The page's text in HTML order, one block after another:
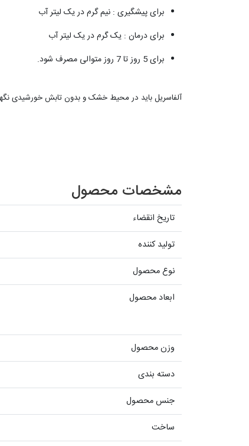
​برای پیشگیری : نیم گرم در یک لیتر آب
برای درمان : یک گرم در یک لیتر آب
برای 5 روز تا 7 روز متوالی مصرف شود.
آلفاسریل باید در محیط خشک و بدون تابش خورشیدی نگهداری شود ، در دما
مشخصات محصول
تاریخ انقضاء
تولید کننده
نوع محصول
ابعاد محصول
وزن محصول
دسته بندی
جنس محصول
ساخت